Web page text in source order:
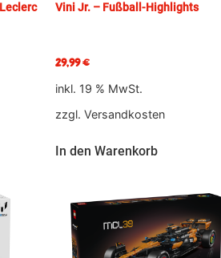
Vini Jr. – Fußball-Highlights
29,99€
inkl. 19 % MwSt.
zzgl. Versandkosten
In den Warenkorb